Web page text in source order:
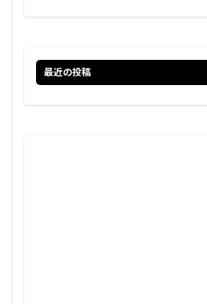
最近の投稿